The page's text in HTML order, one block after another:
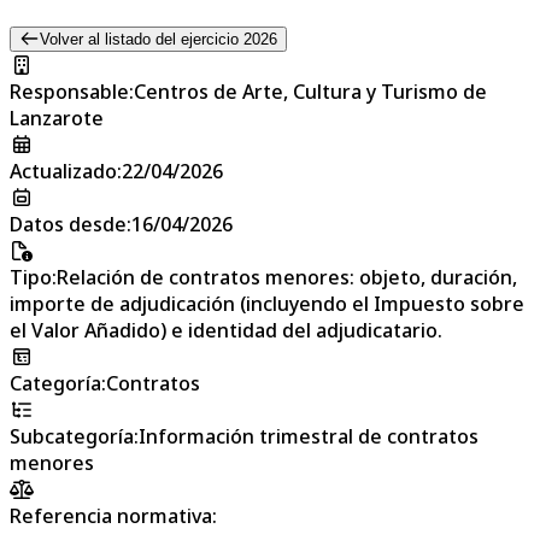
Volver al listado del ejercicio 2026
Responsable:Centros de Arte, Cultura y Turismo de
Lanzarote
Actualizado:22/04/2026
Datos desde:16/04/2026
Tipo:Relación de contratos menores: objeto, duración,
importe de adjudicación (incluyendo el Impuesto sobre
el Valor Añadido) e identidad del adjudicatario.
Categoría:Contratos
Subcategoría:Información trimestral de contratos
menores
Referencia normativa: